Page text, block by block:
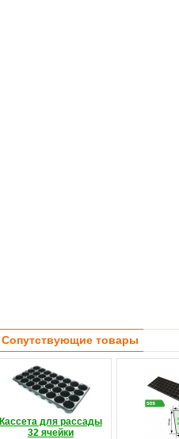
Сопутствующие товары
Кассета для рассады
32 ячейки